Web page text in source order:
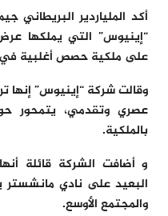
أكد الملياردير البريطاني
“إينيوس” التي يملكها
على ملكية حصص أغلبية في
وقالت شركة “إينيوس” إنها
عصري وتقدمي، يتمحور
بالملكية.
و أضافت الشركة قائلة
البعيد على نادي مانشستر
والمجتمع الأوسع.